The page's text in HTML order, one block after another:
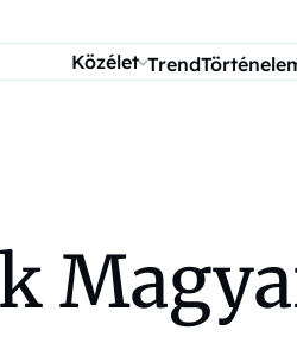
Közélet Trend